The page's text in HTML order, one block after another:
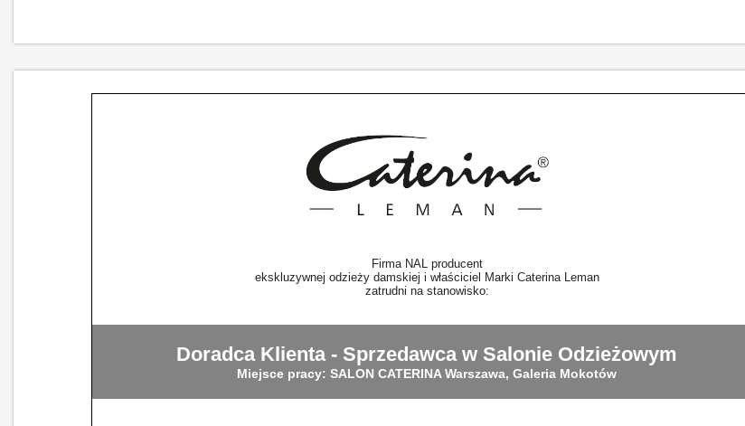
Firma NAL producent
ekskluzywnej odzieży damskiej i właściciel Marki Caterina Leman
zatrudni na stanowisko:
Doradca Klienta - Sprzedawca w Salonie Odzieżowym
Miejsce pracy: SALON CATERINA Warszawa, Galeria Mokotów